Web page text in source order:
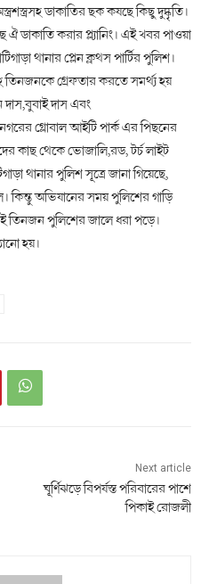
ডাকাতির ছক কষছে কিছু দুষ্কৃতি।
ডাকাতি করার প্ল্যানিং। এই খবর পাওয়া
থানার প্লেন ক্লথস পার্টির পুলিশ।
তিনজনকে গ্রেফতার করতে সমর্থ্য হয়
দাস এবং
গ্লোবাল আইটি পার্ক এর পিছনের
কাছ থেকে ভোজালি,রড, টর্চ লাইট
থানার পুলিশ সূত্রে জানা গিয়েছে,
কিন্তু অভিযানের সময় পুলিশের গাড়ি
তিনজন পুলিশের জালে ধরা পড়ে।
হয়।
Next article
ঘূর্ণিঝড়ে বিপর্যস্ত পরিবারের পাশে
পিকাই রোজলী